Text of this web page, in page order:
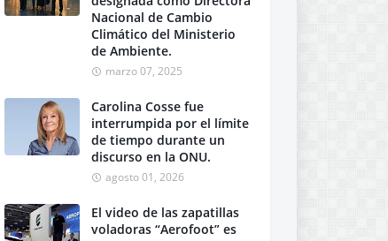
Nacional de Cambio
Climático del Ministerio
de Ambiente.
marzo 07, 2025
Carolina Cosse fue
interrumpida por el límite
de tiempo durante un
discurso en la ONU.
agosto 01, 2026
El video de las zapatillas
voladoras “Aerofoot” es